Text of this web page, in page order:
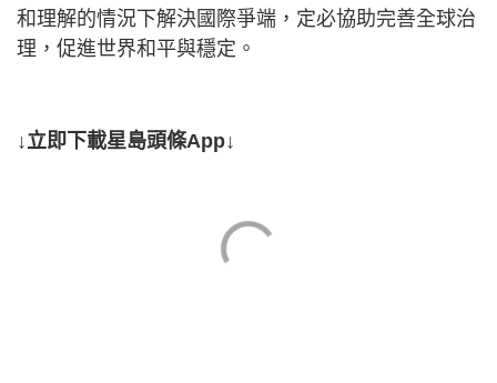
和理解的情況下解決國際爭端，定必協助完善全球治
理，促進世界和平與穩定。
↓立即下載星島頭條App↓